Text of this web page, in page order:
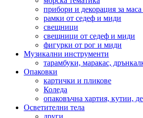
прибори и декорация за маса
рамки от седеф и миди
свещници
свещници от седеф и миди
фигурки от рог и миди
Музикални инструменти
тарамбуки, маракас,
Опаковки
картички и пликове
Коледа
опаковъчна хартия, кутии,
Осветителни тела
други